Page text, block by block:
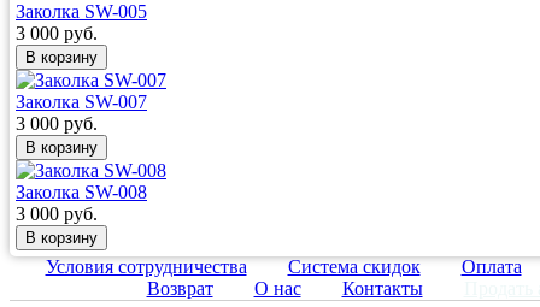
Заколка SW-005
3 000 руб.
Заколка SW-007
3 000 руб.
Заколка SW-008
3 000 руб.
Условия сотрудничества Система скидок
Оплата
Возврат
О нас Контакты